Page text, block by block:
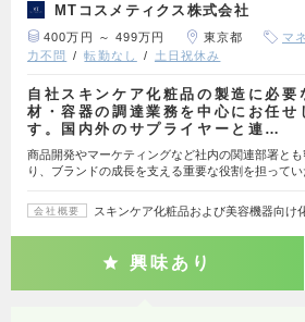
MTコスメティクス株式会社
400万円 ～ 499万円 東京都 マ
力不問
転勤なし 土日祝休み
自社スキンケア化粧品の製造に必要
材・容器の調達業務を中心にお任せ
す。国内外のサプライヤーと連…
商品開発やマーケティングなど社内の関連部署と
り、ブランドの成長を支える重要な役割を担ってい
会社概要 スキンケア化粧品および美容機器向け
興味あり